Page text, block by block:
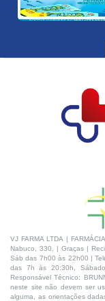
VJ FARMA LTDA |
Nabuco, 330, | Graças |
Sáb das 7h00 às 22h00 |
das 7h às 20:30h,
Responsável Técnico:
neste site não devem ser
alguma, as orientações